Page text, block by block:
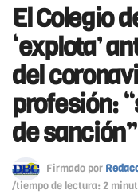
El Colegio
‘explota’
del
profesión:
de sanción”
Firmado por
/tiempo de lectura: 2